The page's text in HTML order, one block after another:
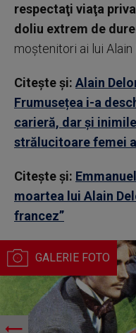
respectaţi viaţa
doliu extrem de
moștenitori ai lui Alain
Citește și: Alain
Frumusețea i-a
carieră, dar și
strălucitoare femei
Citește și:
moartea lui Alain
francez”